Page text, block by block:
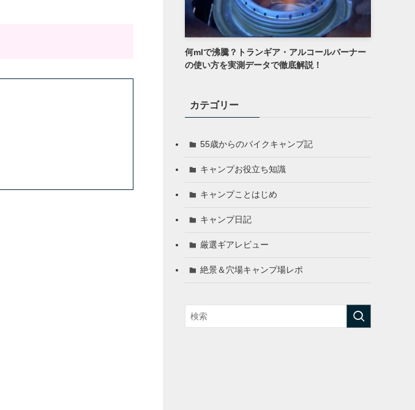
何mlで沸騰？トランギア・アルコールバーナー
の使い方を実測データで徹底解説！
カテゴリー
55歳からのバイクキャンプ記
キャンプお役立ち知識
キャンプことはじめ
キャンプ日記
厳選ギアレビュー
絶景＆穴場キャンプ場レポ